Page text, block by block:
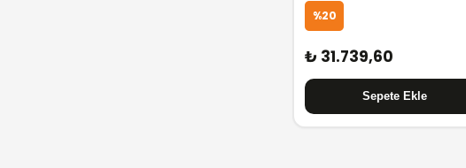
%20
₺ 31.739,60